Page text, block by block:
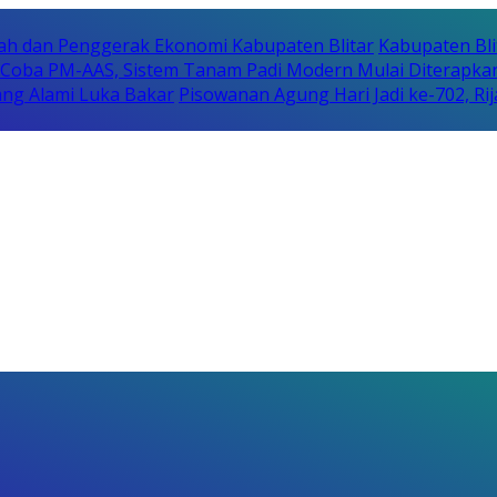
dan Penggerak Ekonomi Kabupaten Blitar Kabupaten
PM-AAS, Sistem Tanam Padi Modern Mulai
Alami Luka Bakar Pisowanan Agung Hari Jadi ke-702,